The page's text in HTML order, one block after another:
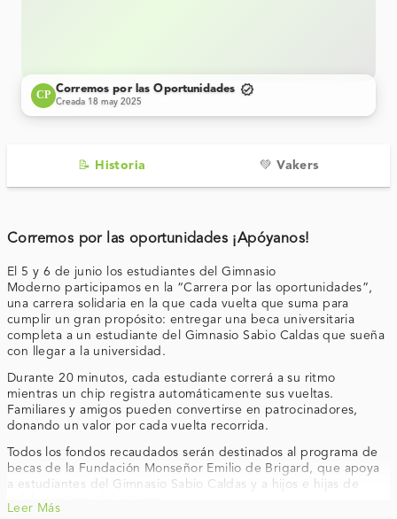
CP Corremos por las Oportunidades verified
Creada 18 may 2025
📝 Historia 💚 Vakers
Corremos por las oportunidades ¡Apóyanos!
El 5 y 6 de junio los estudiantes delGimnasio
Moderno participamos en la “Carrera por las oportunidades” ,
una carrera solidaria en la que cada vuelta que suma para
cumplir un gran propósito: entregar una beca universitaria
completa a un estudiante del Gimnasio Sabio Caldasque sueña
con llegar a la universidad.
Durante 20 minutos, cada estudiante correrá a su ritmo
mientras un chip registra automáticamente sus vueltas.
Familiares y amigos pueden convertirse en patrocinadores,
donando un valor por cada vuelta recorrida.
Todos los fondos recaudados serán destinados al programa de
becas de la Fundación Monseñor Emilio de Brigard , que apoya
a estudiantes del Gimnasio Sabio Caldas y a hijos e hijas de
Leer Más